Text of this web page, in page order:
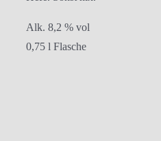
Alk. 8,2 % vol
0,75 l Flasche